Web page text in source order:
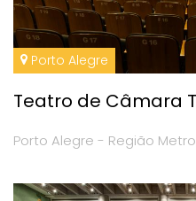
Porto Alegre
Teatro de Câmara
Porto Alegre - Região